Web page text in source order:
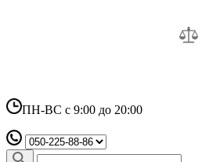
ПН-ВС с 9:00 до 20:00